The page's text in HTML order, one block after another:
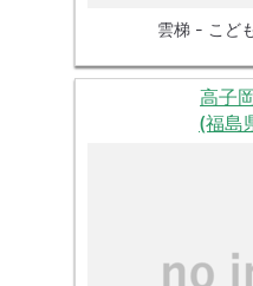
雲梯 - こど
高子
(福島